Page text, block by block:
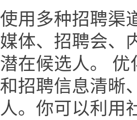
使用多种招聘渠
媒体、招聘会、
潜在候选人。
和招聘信息清晰
人。你可以利用